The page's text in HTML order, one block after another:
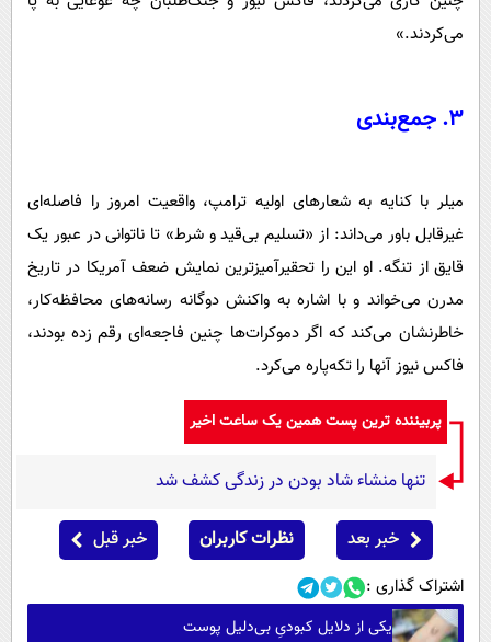
می‌کردند.»
3. جمع‌بندی
میلر با کنایه به شعارهای اولیه ترامپ، واقعیت امروز را فاصله‌ای
غیرقابل باور می‌داند: از «تسلیم بی‌قید و شرط» تا ناتوانی در عبور یک
قایق از تنگه. او این را تحقیرآمیزترین نمایش ضعف آمریکا در تاریخ
مدرن می‌خواند و با اشاره به واکنش دوگانه رسانه‌های محافظه‌کار،
خاطرنشان می‌کند که اگر دموکرات‌ها چنین فاجعه‌ای رقم زده بودند،
فاکس نیوز آنها را تکه‌پاره می‌کرد.
پربیننده ترین پست همین یک ساعت اخیر
تنها منشاء شاد بودن در زندگی کشف شد
خبر بعد نظرات کاربران خبر قبل
اشتراک گذاری :
یکی از دلایل کبودیِ بی‌دلیل پوست